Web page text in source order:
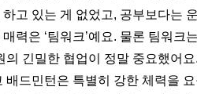
고 있는 게 없었고, 공부보다는
력은 ‘팀워크’예요. 물론 팀워크
긴밀한 협업이 정말 중요했어
배드민턴은 특별히 강한 체력을